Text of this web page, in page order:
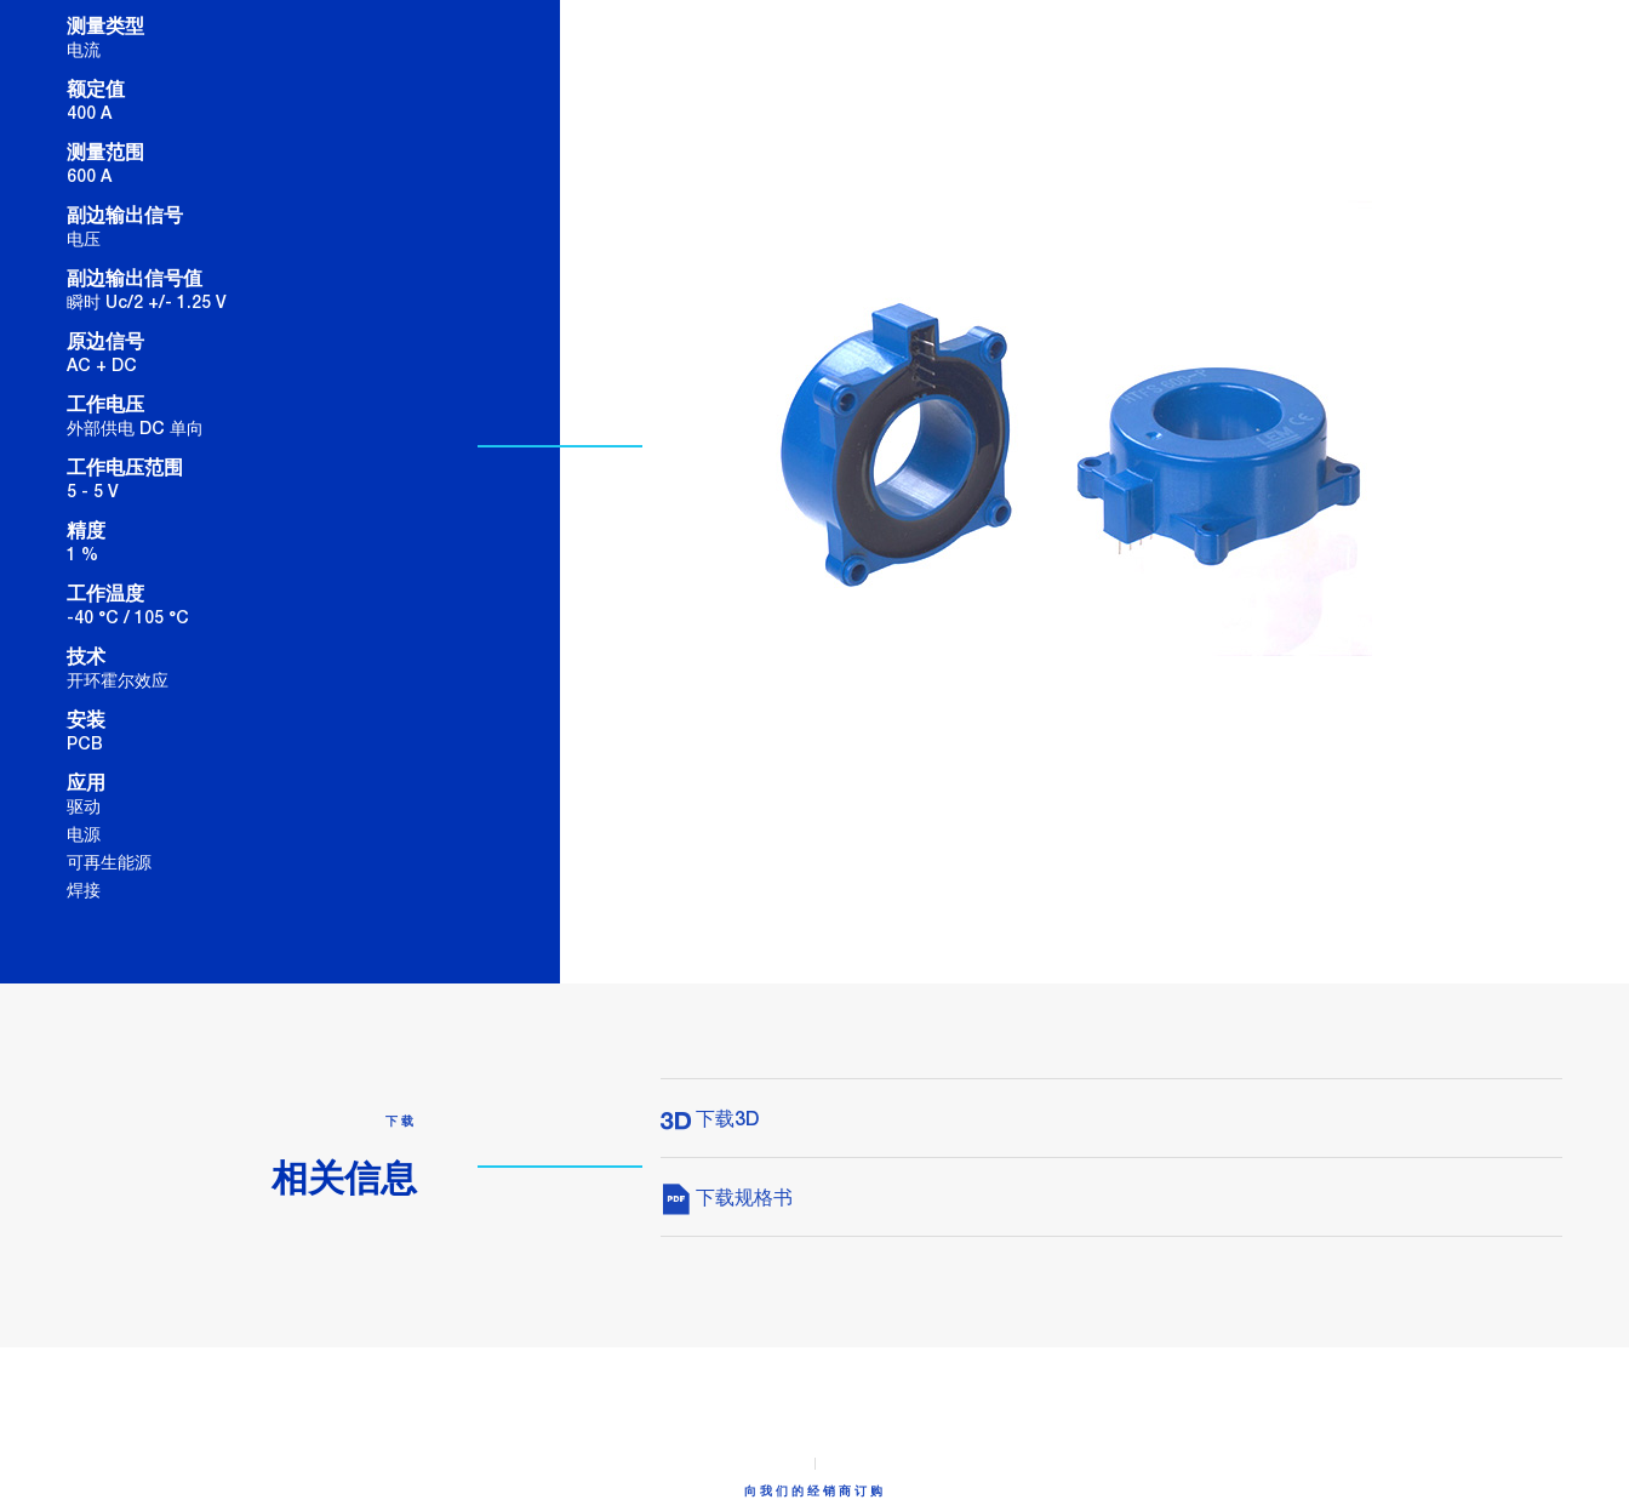
测量类型
电流
额定值
400 A
测量范围
600 A
副边输出信号
电压
副边输出信号值
瞬时 Uc/2 +/- 1.25 V
原边信号
AC + DC
工作电压
外部供电 DC 单向
工作电压范围
5 - 5 V
精度
1 %
工作温度
-40 °C / 105 °C
技术
开环霍尔效应
安装
PCB
应用
驱动
电源
可再生能源
焊接
下载
相关信息
下载3D
下载规格书
向我们的经销商订购